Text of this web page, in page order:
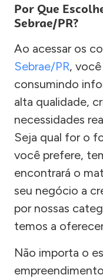
Por Que
Sebrae/PR?
Ao acessar os
Sebrae/PR,
consumindo
alta qualidade,
necessidades
Seja qual for o
você prefere,
encontrará o
seu negócio a
por nossas
temos a
Não importa o